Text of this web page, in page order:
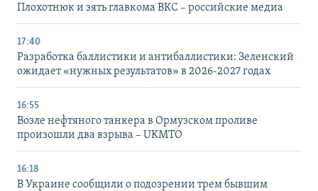
Плохотнюк и зять главкома ВКС – российские медиа
17:40
Разработка баллистики и антибаллистики: Зеленский
ожидает «нужных результатов» в 2026-2027 годах
16:55
Возле нефтяного танкера в Ормузском проливе
произошли два взрыва – UKMTO
16:18
В Украине сообщили о подозрении трем бывшим